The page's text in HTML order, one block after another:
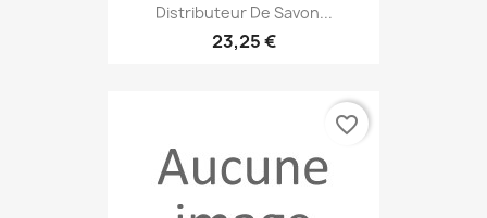
Distributeur De Savon...
23,25 €
favorite_border